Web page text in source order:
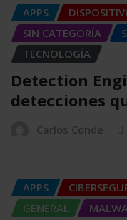
APPS
SIN CATEGORÍA
TECNOLOGÍA
Detection
detecciones
Carlos Conde
APPS
GENERAL